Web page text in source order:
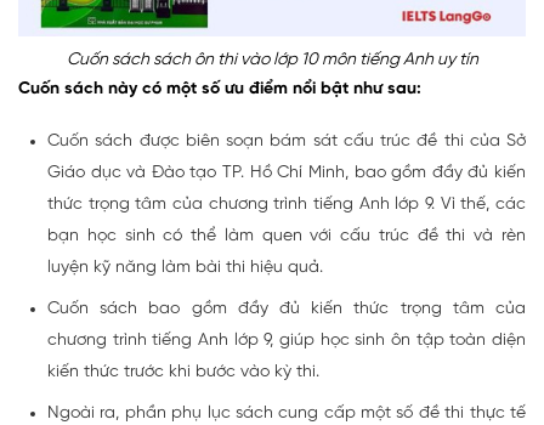
Cuốn sách sách ôn thi vào lớp 10 môn tiếng Anh uy tín
Cuốn sách này có một số ưu điểm nổi bật như sau:
Cuốn sách được biên soạn bám sát cấu trúc đề thi của Sở
Giáo dục và Đào tạo TP. Hồ Chí Minh, bao gồm đầy đủ kiến
thức trọng tâm của chương trình tiếng Anh lớp 9. Vì thế, các
bạn học sinh có thể làm quen với cấu trúc đề thi và rèn
luyện kỹ năng làm bài thi hiệu quả.
Cuốn sách bao gồm đầy đủ kiến thức trọng tâm của
chương trình tiếng Anh lớp 9, giúp học sinh ôn tập toàn diện
kiến thức trước khi bước vào kỳ thi.
Ngoài ra, phần phụ lục sách cung cấp một số đề thi thực tế